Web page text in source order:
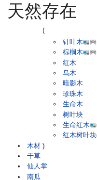
天然存在
木材
(
针叶木
棕榈木
红木
乌木
暗影木
珍珠木
生命木
树叶块
生命红木
红木树叶块
)
干草
仙人掌
南瓜